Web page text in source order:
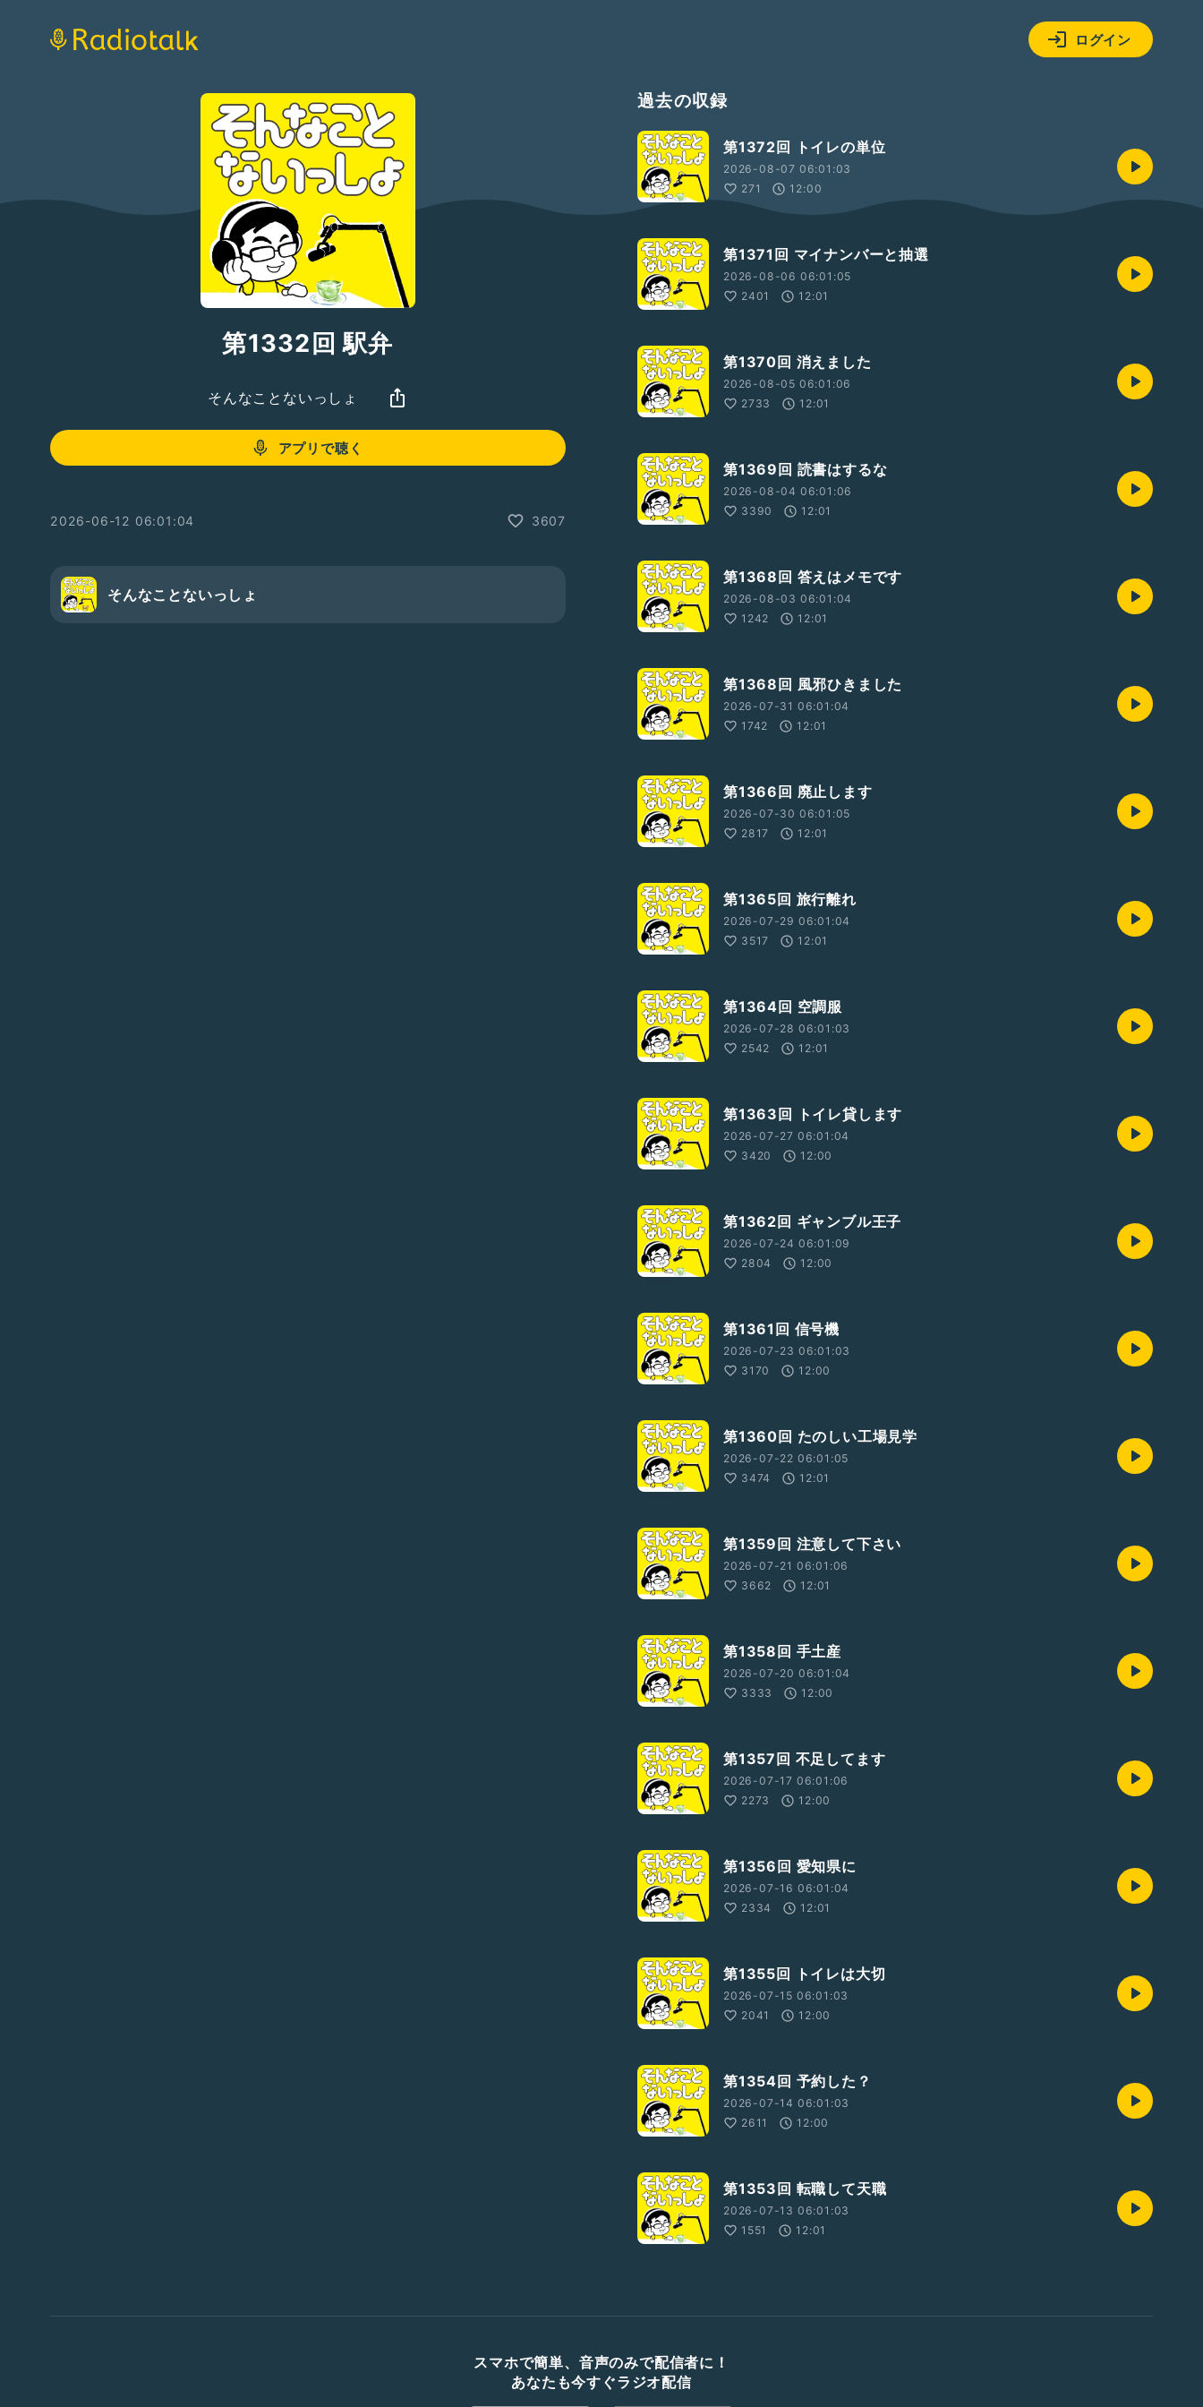
ログイン
第1332回 駅弁
そんなことないっしょ
アプリで聴く
2026-06-12 06:01:04 3607
そんなことないっしょ
過去の収録
第1372回 トイレの単位
2026-08-07 06:01:03
271
12:00
第1371回 マイナンバーと抽選
2026-08-06 06:01:05
2401
12:01
第1370回 消えました
2026-08-05 06:01:06
2733
12:01
第1369回 読書はするな
2026-08-04 06:01:06
3390
12:01
第1368回 答えはメモです
2026-08-03 06:01:04
1242
12:01
第1368回 風邪ひきました
2026-07-31 06:01:04
1742
12:01
第1366回 廃止します
2026-07-30 06:01:05
2817
12:01
第1365回 旅行離れ
2026-07-29 06:01:04
3517
12:01
第1364回 空調服
2026-07-28 06:01:03
2542
12:01
第1363回 トイレ貸します
2026-07-27 06:01:04
3420
12:00
第1362回 ギャンブル王子
2026-07-24 06:01:09
2804
12:00
第1361回 信号機
2026-07-23 06:01:03
3170
12:00
第1360回 たのしい工場見学
2026-07-22 06:01:05
3474
12:01
第1359回 注意して下さい
2026-07-21 06:01:06
3662
12:01
第1358回 手土産
2026-07-20 06:01:04
3333
12:00
第1357回 不足してます
2026-07-17 06:01:06
2273
12:00
第1356回 愛知県に
2026-07-16 06:01:04
2334
12:01
第1355回 トイレは大切
2026-07-15 06:01:03
2041
12:00
第1354回 予約した？
2026-07-14 06:01:03
2611
12:00
第1353回 転職して天職
2026-07-13 06:01:03
1551
12:01
スマホで簡単、音声のみで配信者に！
あなたも今すぐラジオ配信